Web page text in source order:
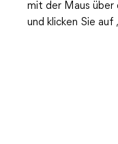
mit der Maus über
und klicken Sie auf